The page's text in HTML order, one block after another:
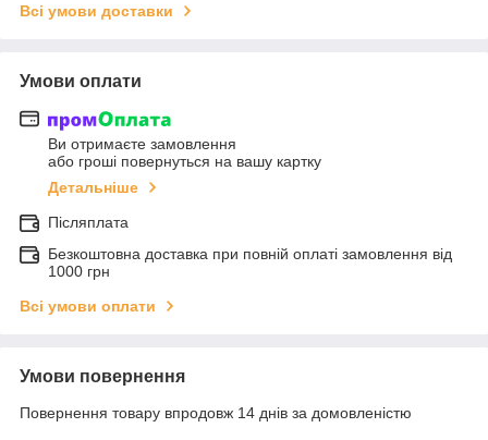
Всі умови доставки
Умови оплати
Ви отримаєте замовлення
або гроші повернуться на вашу картку
Детальніше
Післяплата
Безкоштовна доставка при повній оплаті замовлення від
1000 грн
Всі умови оплати
Умови повернення
Повернення товару впродовж 14 днів за домовленістю